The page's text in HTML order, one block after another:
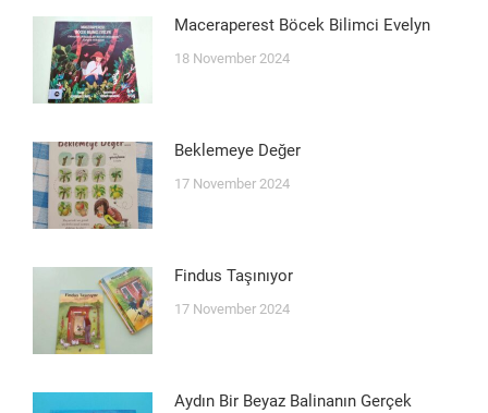
Maceraperest Böcek Bilimci Evelyn
18 November 2024
Beklemeye Değer
17 November 2024
Findus Taşınıyor
17 November 2024
Aydın Bir Beyaz Balinanın Gerçek